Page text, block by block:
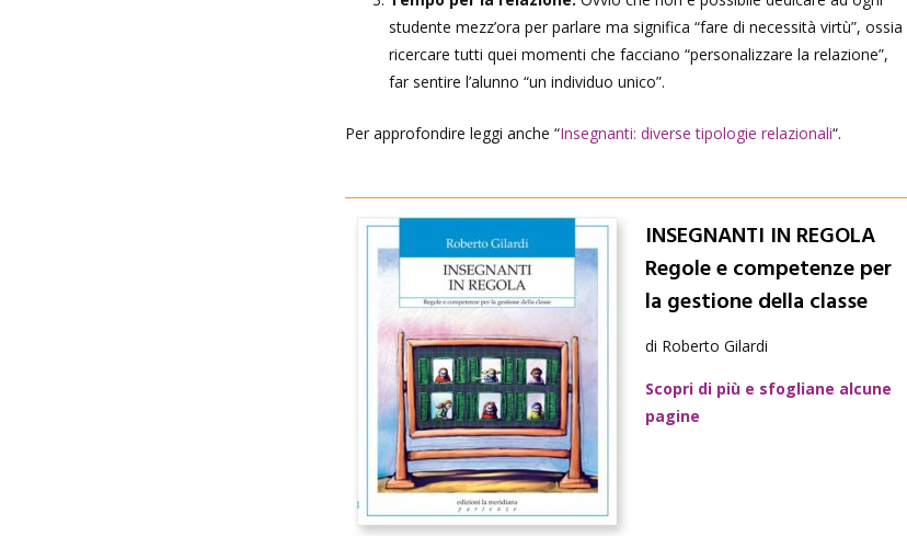
studente mezz’ora per parlare ma significa “fare di necessità virtù”, ossia
ricercare tutti quei momenti che facciano “personalizzare la relazione”,
far sentire l’alunno “un individuo unico”.
Per approfondire leggi anche “Insegnanti: diverse tipologie relazionali“.
INSEGNANTI IN REGOLA
Regole e competenze per
la gestione della classe
di Roberto Gilardi
Scopri di più e sfogliane alcune
pagine